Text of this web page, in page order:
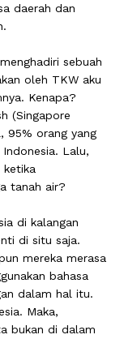
daerah dan
sebuah
oleh TKW aku
Kenapa?
(Singapore
95% orang yang
Lalu,
ketika
tanah air?
di kalangan
di situ saja.
mereka merasa
bahasa
dalam hal itu.
Maka,
bukan di dalam